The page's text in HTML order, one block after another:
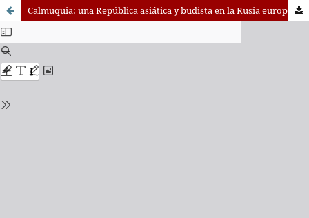
Calmuquia: una República asiática y budista en la Rusia europea